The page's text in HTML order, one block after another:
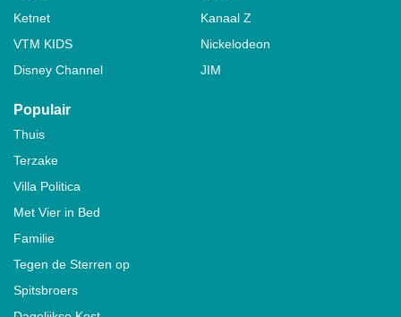
Ketnet
Kanaal Z
VTM KIDS
Nickelodeon
Disney Channel
JIM
Populair
Thuis
Terzake
Villa Politica
Met Vier in Bed
Familie
Tegen de Sterren op
Spitsbroers